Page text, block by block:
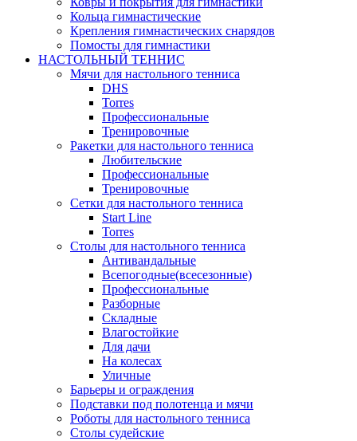
Кольца гимнастические
Крепления гимнастических снарядов
Помосты для гимнастики
НАСТОЛЬНЫЙ ТЕННИС
Мячи для настольного тенниса
DHS
Torres
Профессиональные
Тренировочные
Ракетки для настольного тенниса
Любительские
Профессиональные
Тренировочные
Сетки для настольного тенниса
Start Line
Torres
Столы для настольного тенниса
Антивандальные
Всепогодные(всесезонные)
Профессиональные
Разборные
Складные
Влагостойкие
Для дачи
На колесах
Уличные
Барьеры и ограждения
Подставки под полотенца и мячи
Роботы для настольного тенниса
Столы судейские